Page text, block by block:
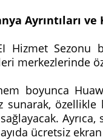
Ayrıntıları
Hizmet Sezonu
merkezlerinde
boyunca
sunarak, özellikle
ücretsiz